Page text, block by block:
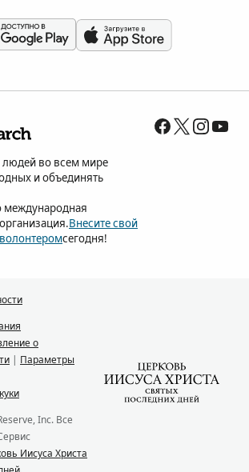
во всем мире
и объединять
международная
Внесите свой
волонтеромсегодня!
о
| Параметры
Inc. Все
Иисуса Христа